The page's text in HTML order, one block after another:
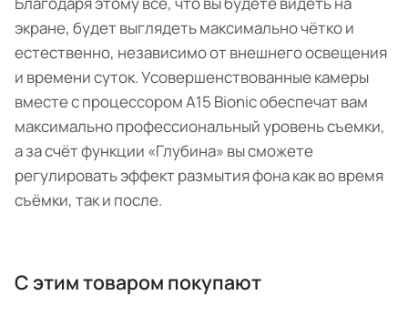
экране, будет выглядеть максимально чётко и
естественно, независимо от внешнего освещения
и времени суток. Усовершенствованные камеры
вместе с процессором A15 Bionic обеспечат вам
максимально профессиональный уровень съемки,
а за счёт функции «Глубина» вы сможете
регулировать эффект размытия фона как во время
съёмки, так и после.
С этим товаром покупают